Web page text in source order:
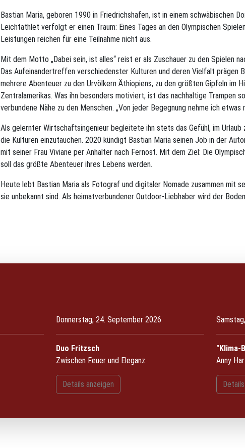
Bastian Maria, geboren 1990 in Friedrichshafen, ist in einem schwäbischen
Leichtathlet verfolgt er einen Traum: Eines Tages an den Olympischen
Leistungen reichen für eine Teilnahme nicht aus.
Mit dem Motto „Dabei sein, ist alles“ reist er als Zuschauer zu den Spielen
Das Aufeinandertreffen verschiedenster Kulturen und deren Vielfalt prägen
mehrere Abenteuer zu den Urvölkern Äthiopiens, zu den größten Gipfeln im
Zentralamerikas. Was ihn besonders motiviert, ist das nachhaltige Trampen
verbundene Nähe zu den Menschen. „Von jeder Begegnung nehme ich etwas
Als gelernter Wirtschaftsingenieur begleitete ihn stets das Gefühl, im Urlaub
die Kulturen einzutauchen. 2020 kündigt Bastian Maria seinen Job in der
mit seiner Frau Viviane per Anhalter nach Fernost. Mit dem Ziel: Die
soll das größte Abenteuer ihres Lebens werden.
Heute lebt Bastian Maria als Fotograf und digitaler Nomade zusammen mit
sie unbekannt sind. Als heimatverbundener Outdoor-Liebhaber wird der
Donnerstag, 24. September 2026
Duo Fritzsch
Zwischen Feuer und Eleganz
Details anzeigen
"Klima-
Anny